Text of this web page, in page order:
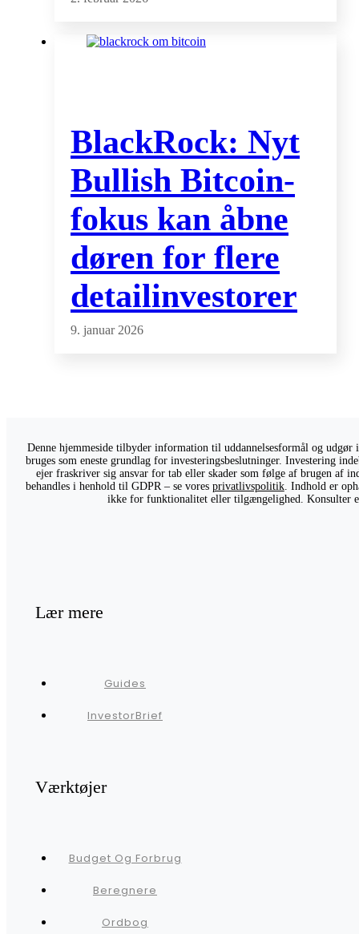
BlackRock: Nyt
Bullish Bitcoin-
fokus kan åbne
døren for flere
detailinvestorer
9. januar 2026
Denne hjemmeside tilbyder information til uddannelsesformål og
bruges som eneste grundlag for investeringsbeslutninger. Investering
ejer fraskriver sig ansvar for tab eller skader som følge af brugen af
behandles i henhold til GDPR – se vores privatlivspolitik. Indhold er
ikke for funktionalitet eller tilgængelighed. Konsulter
Lær mere
Guides
InvestorBrief
Værktøjer
Budget Og Forbrug
Beregnere
Ordbog